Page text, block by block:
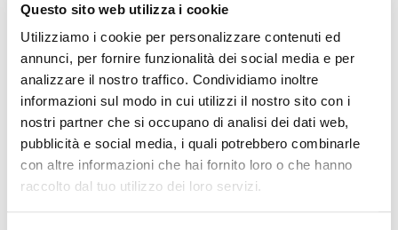
Questo sito web utilizza i cookie
Utilizziamo i cookie per personalizzare contenuti ed
annunci, per fornire funzionalità dei social media e per
analizzare il nostro traffico. Condividiamo inoltre
informazioni sul modo in cui utilizzi il nostro sito con i
nostri partner che si occupano di analisi dei dati web,
pubblicità e social media, i quali potrebbero combinarle
con altre informazioni che hai fornito loro o che hanno
raccolto dal tuo utilizzo dei loro servizi.